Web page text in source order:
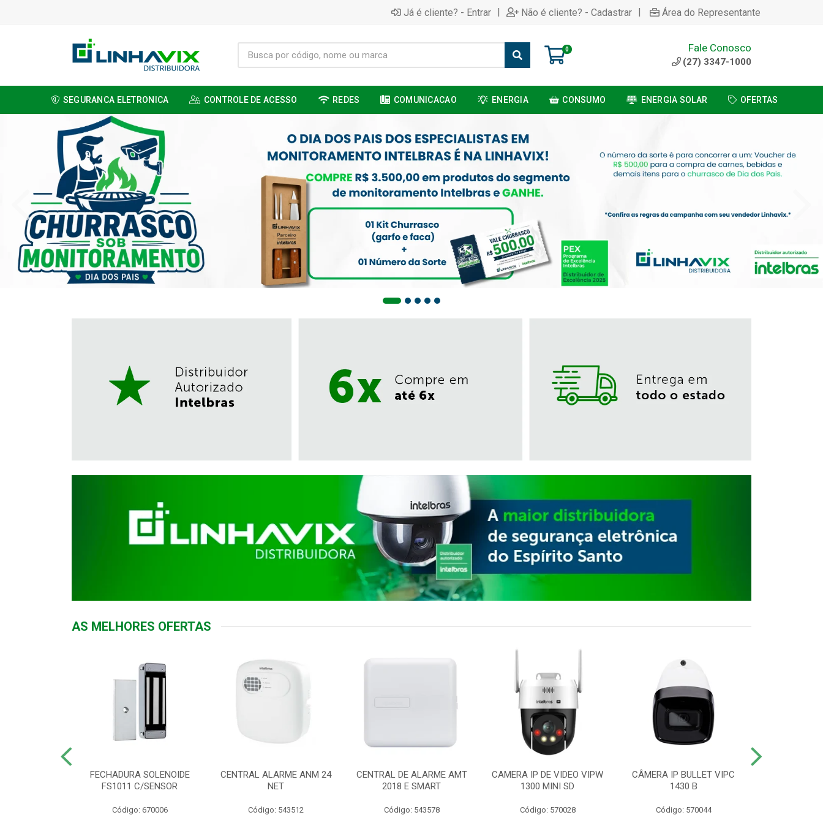
Já é cliente? - Entrar | Não é cliente? - Cadastrar | Área do Representante
0 Fale Conosco
(27) 3347-1000
SEGURANCA ELETRONICA CONTROLE DE ACESSO REDES COMUNICACAO ENERGIA CONSUMO ENERGIA SOLAR OFERTAS
AS MELHORES OFERTAS
FECHADURA SOLENOIDE
FS1011 C/SENSOR
Código: 670006
CENTRAL ALARME ANM 24
NET
Código: 543512
CENTRAL DE ALARME AMT
2018 E SMART
Código: 543578
CAMERA IP DE VIDEO VIPW
1300 MINI SD
Código: 570028
CÂMERA IP BULLET VIPC
1430 B
Código: 570044